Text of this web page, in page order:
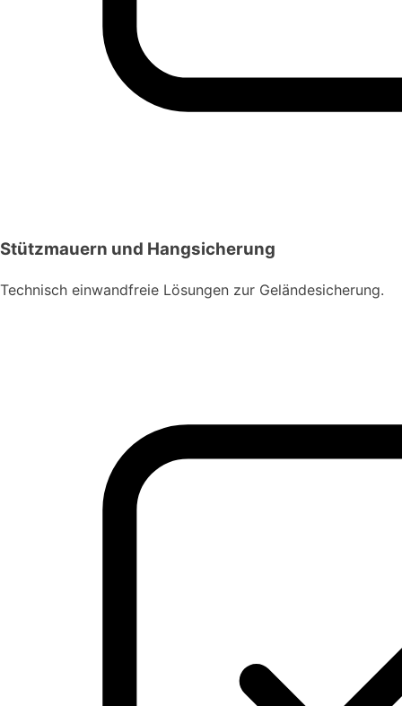
Stützmauern und Hangsicherung
Technisch einwandfreie Lösungen zur Geländesicherung.